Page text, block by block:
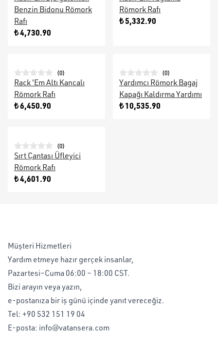
Benzin Bidonu Römork
Rafı
₺ 4,730.90
Römork Rafı
₺ 5,332.90
(0)
Rack 'Em Altı Kancalı
Römork Rafı
₺ 6,450.90
(0)
Yardımcı Römork Bagaj
Kapağı Kaldırma Yardımı
₺ 10,535.90
(0)
Sırt Çantası Üfleyici
Römork Rafı
₺ 4,601.90
Müşteri Hizmetleri
Yardım etmeye hazır gerçek insanlar,
Pazartesi–Cuma 06:00 – 18:00 CST.
Bizi arayın veya yazın,
e-postanıza bir iş günü içinde yanıt vereceğiz.
Tel: +90 532 151 19 04
E-posta: info@vatansera.com